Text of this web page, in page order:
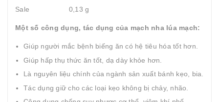
Sale 0,13 g
Một số công dụng, tác dụng của mạch nha lúa mạch:
Giúp người mắc bệnh biếng ăn có hệ tiêu hóa tốt hơn.
Giúp hấp thụ thức ăn tốt, dạ dày khỏe hơn.
Là nguyên liệu chính của ngành sản xuất bánh kẹo, bia.
Tác dụng giữ cho các loại kẹo không bị chảy, nhão.